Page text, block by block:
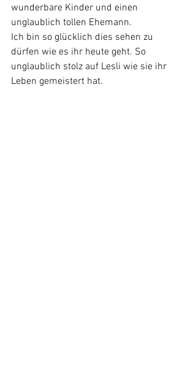
wunderbare Kinder und einen
unglaublich tollen Ehemann.
Ich bin so glücklich dies sehen zu
dürfen wie es ihr heute geht. So
unglaublich stolz auf Lesli wie sie ihr
Leben gemeistert hat.